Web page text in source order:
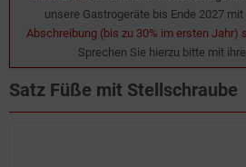
unsere Gastrogeräte bis Ende 2027 mit
Abschreibung (bis zu 30% im ersten Jahr)
Sprechen Sie hierzu bitte mit
Satz Füße mit Stellschraube